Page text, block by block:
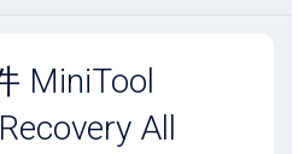
MiniTool
All